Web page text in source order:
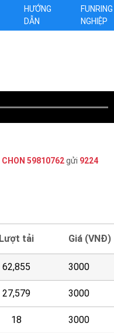
HƯỚNG
DẪN
NGHIỆP
CHON 59810762gửi 9224
Lượt tải Giá (VNĐ)
62,855 3000
27,579 3000
18 3000